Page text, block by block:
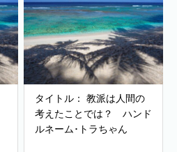
タイトル： 教派は人間の
考えたことでは？ ハンド
ルネーム･トラちゃん